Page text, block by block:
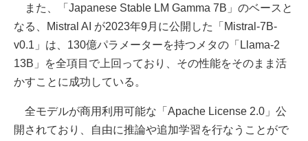
また、「Japanese Stable LM Gamma 7B」のベースと
なる、Mistral AI が2023年9月に公開した「Mistral-7B-
v0.1」は、130億パラメーターを持つメタの「Llama-2
13B」を全項目で上回っており、その性能をそのまま活
かすことに成功している。
全モデルが商用利用可能な「Apache License 2.0」公
開されており、自由に推論や追加学習を行なうことがで